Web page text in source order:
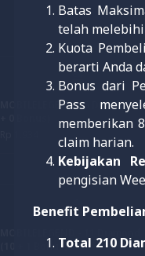
MOBILELEGEND - 5 Diamond
(10 + 1 Bonus)
Batas
telah
Kuota
berarti Anda
Bonus dari
Pass
memberikan
claim harian.
Kebijakan
pengisian
Benefit
Total 210